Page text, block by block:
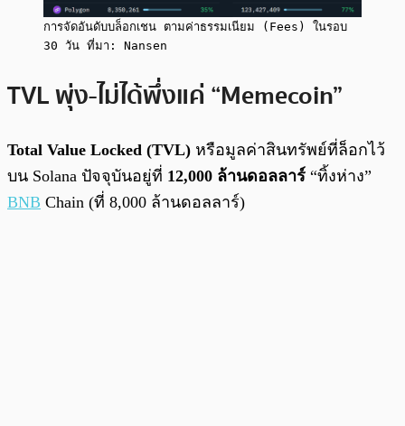
การจัดอันดับบล็อกเชน ตามค่าธรรมเนียม (Fees) ในรอบ
30 วัน ที่มา: Nansen
TVL พุ่ง-ไม่ได้พึ่งแค่ “Memecoin”
Total Value Locked (TVL) หรือมูลค่าสินทรัพย์ที่ล็อกไว้
บน Solana ปัจจุบันอยู่ที่ 12,000 ล้านดอลลาร์ “ทิ้งห่าง”
BNB Chain (ที่ 8,000 ล้านดอลลาร์)